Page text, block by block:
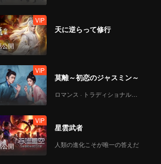
公開
VIP
天に逆らって修行
VIP
莫離～初恋のジャスミン～
ロマンス · トラディショナル・コスチューム
公開
VIP
星雲武者
人類の進化こそが唯一の答えだ